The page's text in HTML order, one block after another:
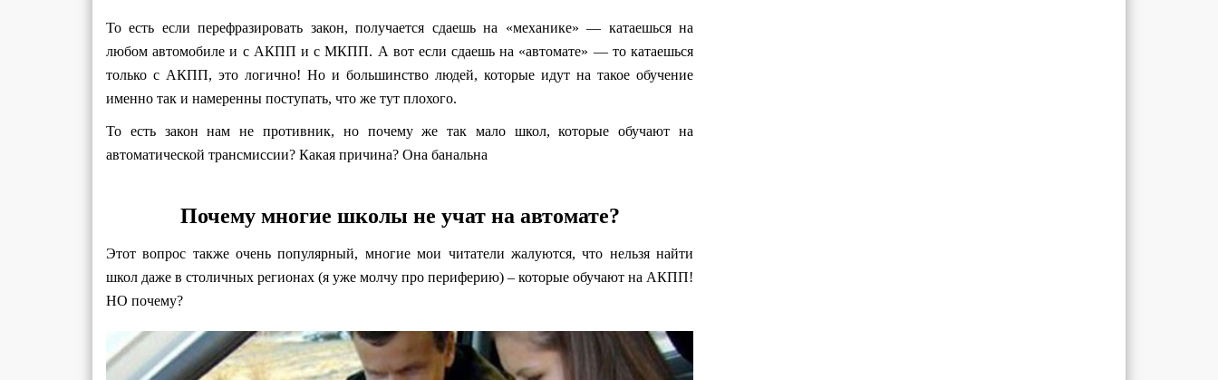
То есть если перефразировать закон, получается сдаешь на «механике» — катаешься на
любом автомобиле и с АКПП и с МКПП. А вот если сдаешь на «автомате» — то катаешься
только с АКПП, это логично! Но и большинство людей, которые идут на такое обучение
именно так и намеренны поступать, что же тут плохого.
То есть закон нам не противник, но почему же так мало школ, которые обучают на
автоматической трансмиссии? Какая причина? Она банальна
Почему многие школы не учат на автомате?
Этот вопрос также очень популярный, многие мои читатели жалуются, что нельзя найти
школ даже в столичных регионах (я уже молчу про периферию) – которые обучают на АКПП!
НО почему?